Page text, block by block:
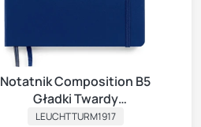
Notatnik Composition B5
Gładki Twardy
GRANATOWY
PRODUCENT
LEUCHTTURM1917